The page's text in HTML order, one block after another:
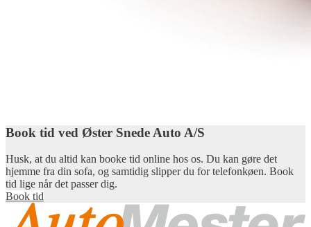
Book tid ved Øster Snede Auto A/S
Husk, at du altid kan booke tid online hos os. Du kan gøre det
hjemme fra din sofa, og samtidig slipper du for telefonkøen. Book
tid lige når det passer dig.
Book tid